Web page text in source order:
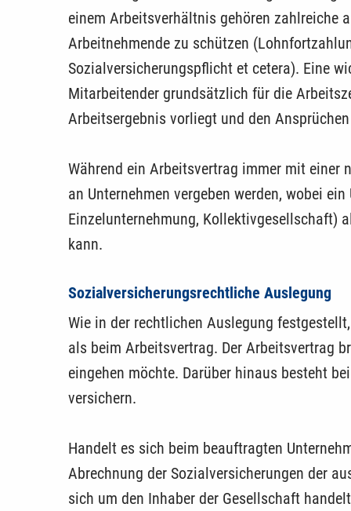
einem Arbeitsverhältnis gehören zahlreiche
Arbeitnehmende zu schützen
Sozialversicherungspflicht et cetera). Eine
Mitarbeitender grundsätzlich für die
Arbeitsergebnis vorliegt und den
Während ein Arbeitsvertrag immer mit ­einer
an Unternehmen vergeben werden, wobei
Einzelunternehmung, Kollektivgesellschaft)
kann.
Sozialversicherungsrechtliche Auslegung
Wie in der rechtlichen Auslegung
als beim Arbeitsvertrag. Der Arbeitsvertrag
eingehen möchte. Darüber hinaus besteht
versichern.
Handelt es sich beim beauftragten
Abrechnung der Sozialversicherungen der
sich um den Inhaber der Ge­sellschaft